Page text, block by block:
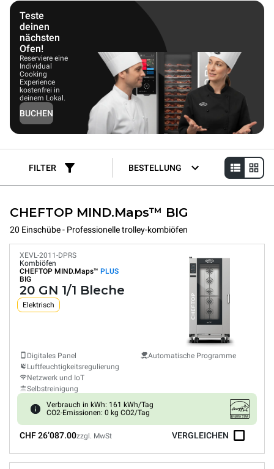
mit Leichtigkeit, ob beim Dämpfen, Braten, Schmoren, Grillen
oder Rösten. Unox-Kombidämpfer liefern unter allen
Bedingungen konstant wiederholbare, gleichmäßige
Garergebnisse.
Teste
deinen
nächsten
Ofen!
Reserviere eine
Individual
Cooking
Experience
kostenfrei in
deinem Lokal.
BUCHEN
FILTER BESTELLUNG
CHEFTOP MIND.Maps™ BIG
20 Einschübe - Professionelle trolley-kombiöfen
XEVL-2011-DPRS
Kombiöfen
CHEFTOP MIND.Maps™ PLUS
BIG
20 GN 1/1 Bleche
Elektrisch
Digitales Panel
Luftfeuchtigkeitsregulierung
Netzwerk und IoT
Selbstreinigung
Automatische Programme
Verbrauch in kWh: 161 kWh/Tag
CO2-Emissionen: 0 kg CO2/Tag
CHF 26’087.00zzgl. MwSt VERGLEICHEN